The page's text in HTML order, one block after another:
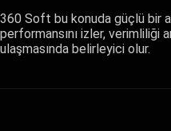
360 Soft bu konuda güçlü bir
performansını izler, verimliliği
ulaşmasında belirleyici olur.